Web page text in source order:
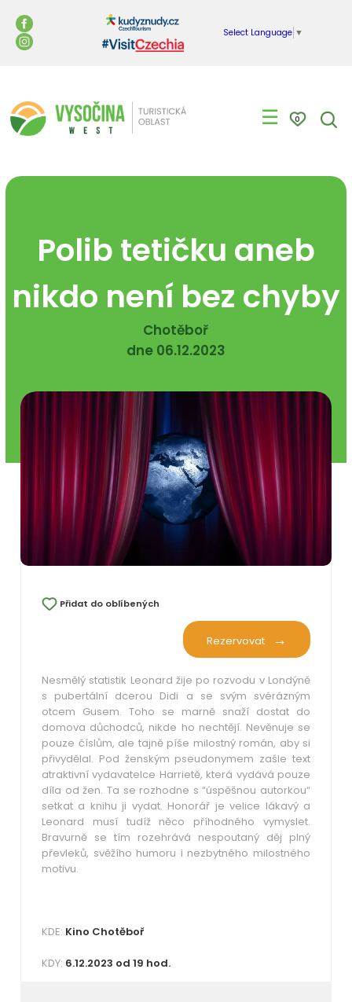
Select Language ▼
☰ 0
Polib tetičku aneb
nikdo není bez chyby
Chotěboř
dne 06.12.2023
Přidat do oblíbených
Rezervovat
Nesmělý statistik Leonard žije po rozvodu v Londýně
s pubertální dcerou Didi a se svým svérázným
otcem Gusem. Toho se marně snaží dostat do
domova důchodců, nikde ho nechtějí. Nevěnuje se
pouze číslům, ale tajně píše milostný román, aby si
přivydělal. Pod ženským pseudonymem zašle text
atraktivní vydavatelce Harrietě, která vydává pouze
díla od žen. Ta se rozhodne s “úspěšnou autorkou“
setkat a knihu ji vydat. Honorář je velice lákavý a
Leonard musí tudíž něco příhodného vymyslet.
Bravurně se tím rozehrává nespoutaný děj plný
převleků, svěžího humoru i nezbytného milostného
motivu.
KDE: Kino Chotěboř
KDY: 6.12.2023 od 19 hod.